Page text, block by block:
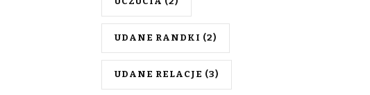
UDANE RANDKI (2)
UDANE RELACJE (3)